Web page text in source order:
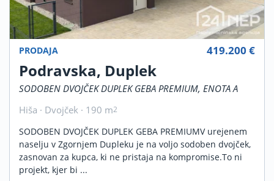
PRODAJA
Podravska, Duplek
SODOBEN DVOJČEK DUPLEK GEBA PREMIUM, ENOTA A
Hiša · Dvojček · 190 m2
419.200 €
SODOBEN DVOJČEK DUPLEK GEBA PREMIUMV urejenem
naselju v Zgornjem Dupleku je na voljo sodoben dvojček,
zasnovan za kupca, ki ne pristaja na kompromise.To ni
projekt, kjer bi ...